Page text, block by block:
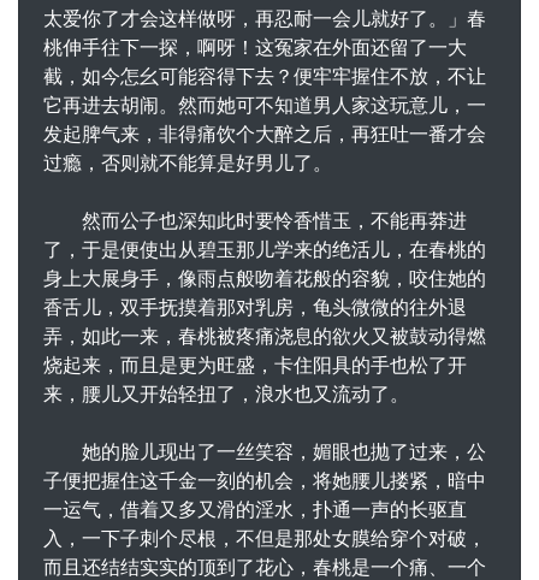
太爱你了才会这样做呀，再忍耐一会儿就好了。」春
桃伸手往下一探，啊呀！这冤家在外面还留了一大
截，如今怎幺可能容得下去？便牢牢握住不放，不让
它再进去胡闹。然而她可不知道男人家这玩意儿，一
发起脾气来，非得痛饮个大醉之后，再狂吐一番才会
过瘾，否则就不能算是好男儿了。
然而公子也深知此时要怜香惜玉，不能再莽进
了，于是便使出从碧玉那儿学来的绝活儿，在春桃的
身上大展身手，像雨点般吻着花般的容貌，咬住她的
香舌儿，双手抚摸着那对乳房，龟头微微的往外退
弄，如此一来，春桃被疼痛浇息的欲火又被鼓动得燃
烧起来，而且是更为旺盛，卡住阳具的手也松了开
来，腰儿又开始轻扭了，浪水也又流动了。
她的脸儿现出了一丝笑容，媚眼也抛了过来，公
子便把握住这千金一刻的机会，将她腰儿搂紧，暗中
一运气，借着又多又滑的淫水，扑通一声的长驱直
入，一下子刺个尽根，不但是那处女膜给穿个对破，
而且还结结实实的顶到了花心，春桃是一个痛、一个